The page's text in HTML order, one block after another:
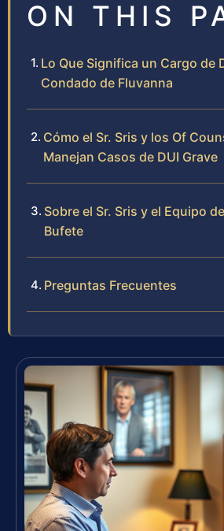
ON THIS
Lo Que Significa un Cargo de
Condado de Fluvanna
Cómo el Sr. Sris y los Of
Manejan Casos de DUI Grave
Sobre el Sr. Sris y el Equipo
Bufete
Preguntas Frecuentes